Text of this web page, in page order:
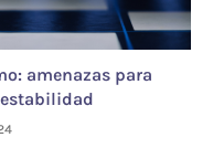
amenazas para